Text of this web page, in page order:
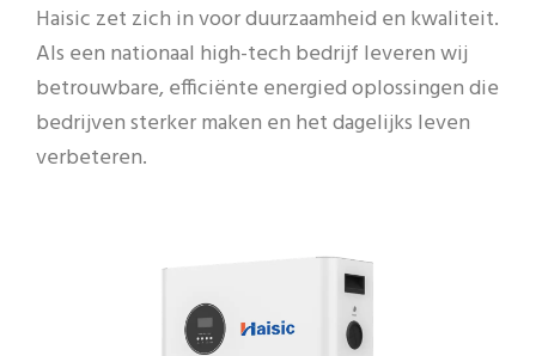
Haisic zet zich in voor duurzaamheid en kwaliteit.
Als een nationaal high-tech bedrijf leveren wij
betrouwbare, efficiënte energied oplossingen die
bedrijven sterker maken en het dagelijks leven
verbeteren.